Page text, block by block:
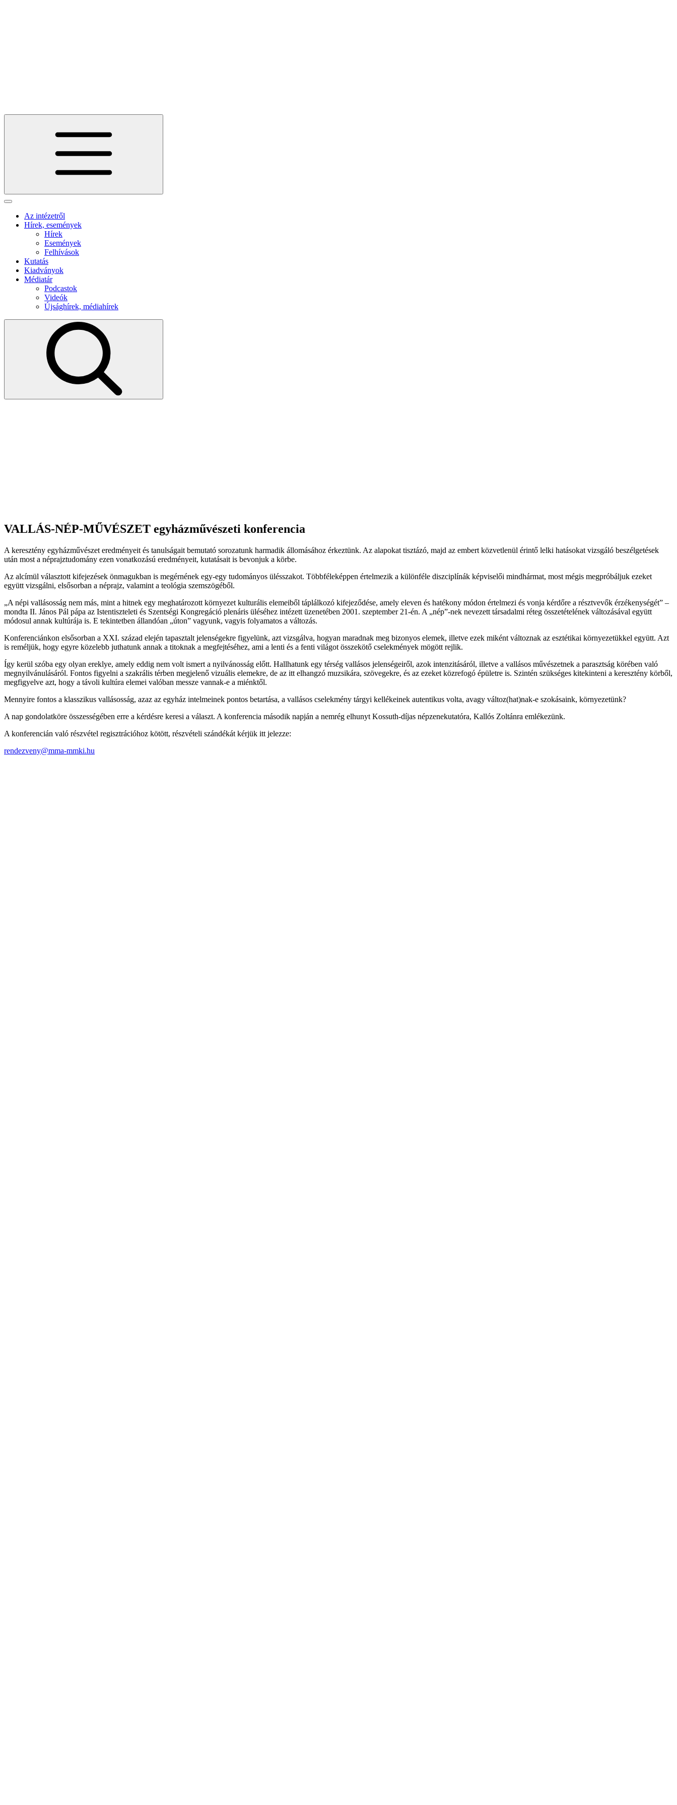
Az intézetről
Hírek, események
Hírek
Események
Felhívások
Kutatás
Kiadványok
Médiatár
Podcastok
Videók
Újsághírek, médiahírek
VALLÁS-NÉP-MŰVÉSZET egyházművészeti konferencia
A keresztény egyházművészet eredményeit és tanulságait bemutató sorozatunk harmadik állomásához érkeztünk. Az alapokat tisztázó, majd az embert közvetlenül érintő lelki hatásokat vizsgáló beszélgetések
után most a néprajztudomány ezen vonatkozású eredményeit, kutatásait is bevonjuk a körbe.
Az alcímül választott kifejezések önmagukban is megérnének egy-egy tudományos ülésszakot. Többféleképpen értelmezik a különféle diszciplínák képviselői mindhármat, most mégis megpróbáljuk ezeket
együtt vizsgálni, elsősorban a néprajz, valamint a teológia szemszögéből.
„A népi vallásosság nem más, mint a hitnek egy meghatározott környezet kulturális elemeiből táplálkozó kifejeződése, amely eleven és hatékony módon értelmezi és vonja kérdőre a résztvevők érzékenységét” –
mondta II. János Pál pápa az Istentiszteleti és Szentségi Kongregáció plenáris üléséhez intézett üzenetében 2001. szeptember 21-én. A „nép”-nek nevezett társadalmi réteg összetételének változásával együtt
módosul annak kultúrája is. E tekintetben állandóan „úton” vagyunk, vagyis folyamatos a változás.
Konferenciánkon elsősorban a XXI. század elején tapasztalt jelenségekre figyelünk, azt vizsgálva, hogyan maradnak meg bizonyos elemek, illetve ezek miként változnak az esztétikai környezetükkel együtt. Azt
is reméljük, hogy egyre közelebb juthatunk annak a titoknak a megfejtéséhez, ami a lenti és a fenti világot összekötő cselekmények mögött rejlik.
Így kerül szóba egy olyan ereklye, amely eddig nem volt ismert a nyilvánosság előtt. Hallhatunk egy térség vallásos jelenségeiről, azok intenzitásáról, illetve a vallásos művészetnek a parasztság körében való
megnyilvánulásáról. Fontos figyelni a szakrális térben megjelenő vizuális elemekre, de az itt elhangzó muzsikára, szövegekre, és az ezeket közrefogó épületre is. Szintén szükséges kitekinteni a keresztény körből,
megfigyelve azt, hogy a távoli kultúra elemei valóban messze vannak-e a miénktől.
Mennyire fontos a klasszikus vallásosság, azaz az egyház intelmeinek pontos betartása, a vallásos cselekmény tárgyi kellékeinek autentikus volta, avagy változ(hat)nak-e szokásaink, környezetünk?
A nap gondolatköre összességében erre a kérdésre keresi a választ. A konferencia második napján a nemrég elhunyt Kossuth-díjas népzenekutatóra, Kallós Zoltánra emlékezünk.
A konferencián való részvétel regisztrációhoz kötött, részvételi szándékát kérjük itt jelezze:
rendezveny@mma-mmki.hu